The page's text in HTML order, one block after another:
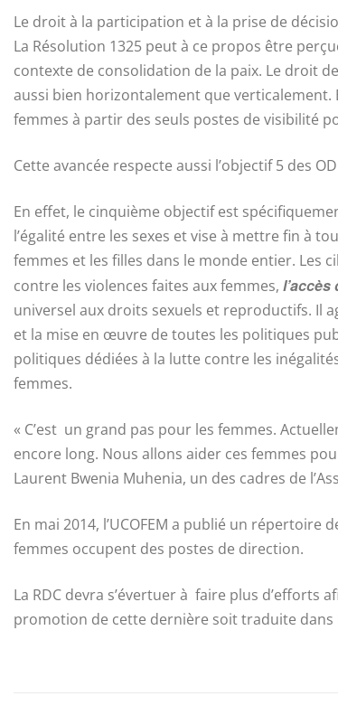
Le droit à la participation et à la prise de
La Résolution 1325 peut à ce propos être
contexte de consolidation de la paix. Le droit
aussi bien horizontalement que
femmes à partir des seuls postes de visibilité
Cette avancée respecte aussi l’objectif 5 des
En effet, le cinquième objectif est
l’égalité entre les sexes et vise à mettre fin à
femmes et les filles dans le monde entier. Les
contre les violences faites aux femmes,
universel aux droits sexuels et reproductifs. Il
et la mise en œuvre de toutes les politiques
politiques dédiées à la lutte contre les
femmes.
« C’est un grand pas pour les femmes.
encore long. Nous allons aider ces femmes
Laurent Bwenia Muhenia, un des cadres de
En mai 2014, l’UCOFEM a publié un répertoire
femmes occupent des postes de direction.
La RDC devra s’évertuer à faire plus
promotion de cette dernière soit traduite dans